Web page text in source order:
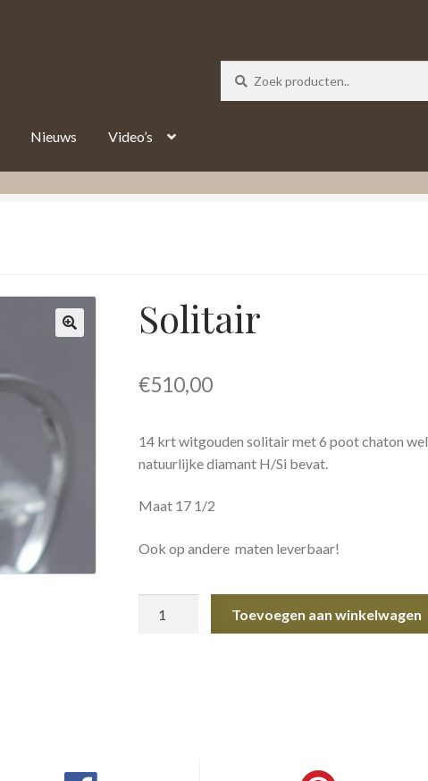
Nieuws Video’s
Solitair
€510,00
14 krt witgouden solitair met 6 poot chaton
natuurlijke diamant H/Si bevat.
Maat 17 1/2
Ook op andere maten leverbaar!
Toevoegen aan winkelwagen